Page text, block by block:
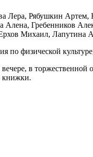
Лера, Рябушкин
Гребенников
Михаил, Лапутина
по физической
в торжественной
книжки.